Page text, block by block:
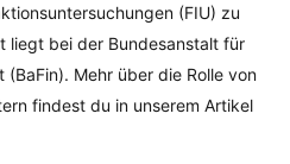
(FIU) zu
liegt bei der Bundesanstalt für
Mehr über die Rolle von
findest du in unserem Artikel